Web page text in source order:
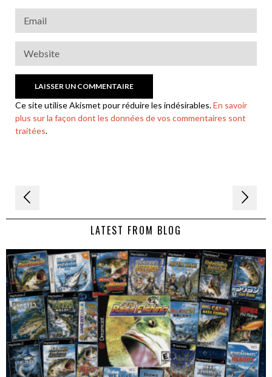
Ce site utilise Akismet pour réduire les indésirables.En savoir
plus sur la façon dont les données de vos commentaires sont
traitées.
Navigation
de LATEST FROM BLOG